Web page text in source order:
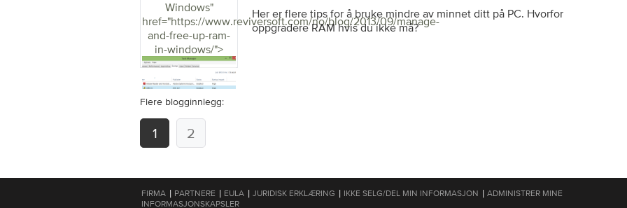
Windows"
href="https://www.reviversoft.com/no/blog/2013/09/manage-
and-free-up-ram-
in-windows/">
Her er flere tips for å bruke mindre av minnet ditt på PC. Hvorfor
oppgradere RAM hvis du ikke må?
Flere blogginnlegg:
1 2
FIRMA | PARTNERE | EULA | JURIDISK ERKLÆRING | IKKE SELG/DEL MIN INFORMASJON | ADMINISTRER MINE
INFORMASJONSKAPSLER